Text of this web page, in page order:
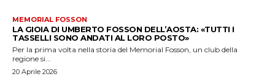
MEMORIAL FOSSON
LA GIOIA DI UMBERTO FOSSON DELL’AOSTA: «TUTTI I
TASSELLI SONO ANDATI AL LORO POSTO»
Per la prima volta nella storia del Memorial Fosson, un club della
regione si...
20 Aprile 2026